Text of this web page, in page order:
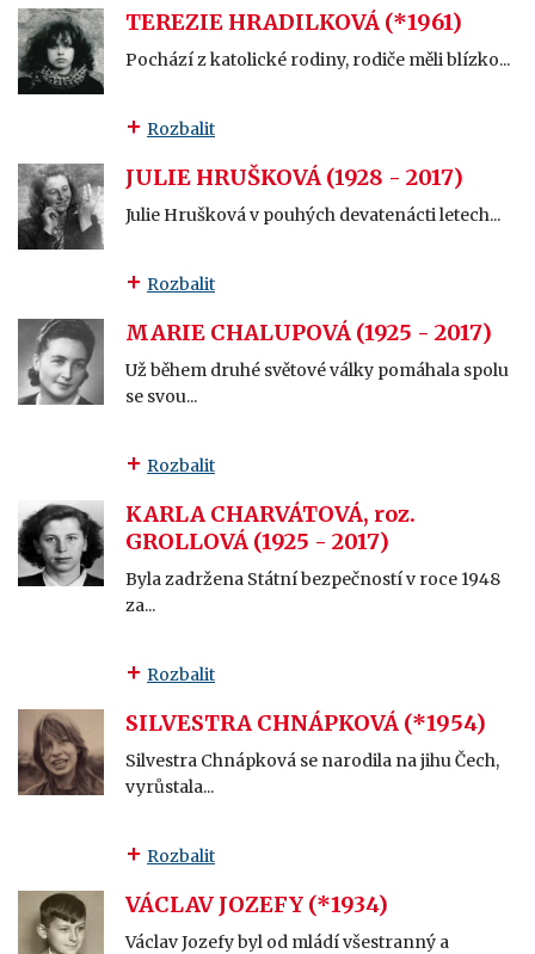
TEREZIE HRADILKOVÁ (*1961)
Pochází z katolické rodiny, rodiče měli blízko...
Rozbalit
JULIE HRUŠKOVÁ (1928 - 2017)
Julie Hrušková v pouhých devatenácti letech...
Rozbalit
MARIE CHALUPOVÁ (1925 - 2017)
Už během druhé světové války pomáhala spolu
se svou...
Rozbalit
KARLA CHARVÁTOVÁ, roz.
GROLLOVÁ (1925 - 2017)
Byla zadržena Státní bezpečností v roce 1948
za...
Rozbalit
SILVESTRA CHNÁPKOVÁ (*1954)
Silvestra Chnápková se narodila na jihu Čech,
vyrůstala...
Rozbalit
VÁCLAV JOZEFY (*1934)
Václav Jozefy byl od mládí všestranný a